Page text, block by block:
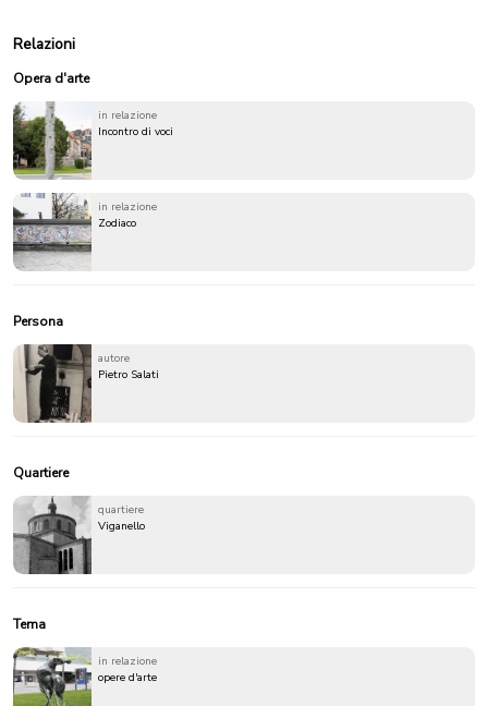
Relazioni
Opera d'arte
in relazione
Incontro di voci
in relazione
Zodiaco
Persona
autore
Pietro Salati
Quartiere
quartiere
Viganello
Tema
in relazione
opere d'arte